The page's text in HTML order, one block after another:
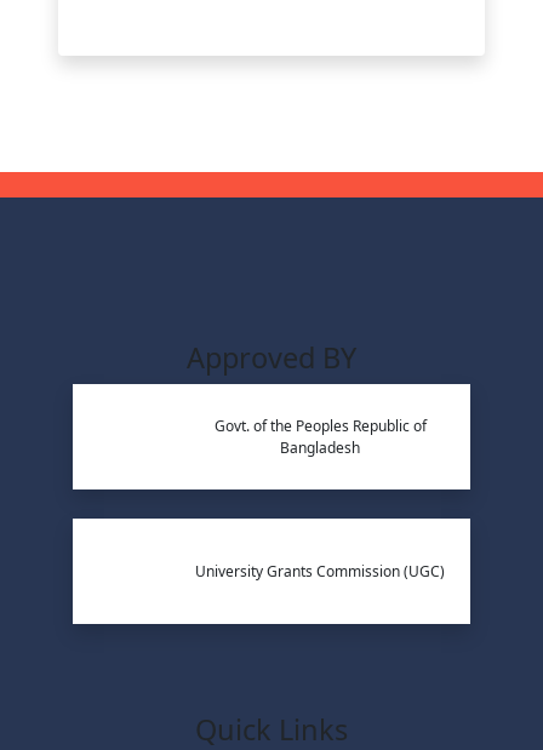
Approved BY
Govt. of the Peoples Republic of
Bangladesh
University Grants Commission (UGC)
Quick Links